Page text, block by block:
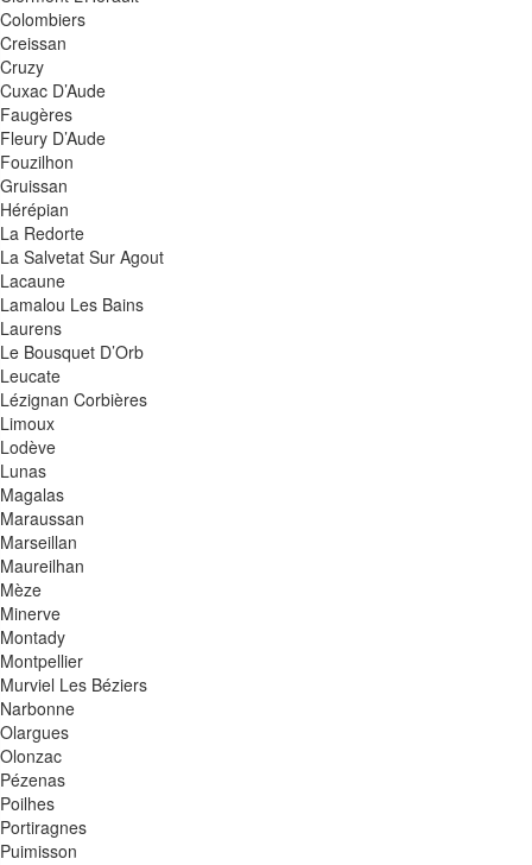
Colombiers
Creissan
Cruzy
Cuxac D’Aude
Faugères
Fleury D’Aude
Fouzilhon
Gruissan
Hérépian
La Redorte
La Salvetat Sur Agout
Lacaune
Lamalou Les Bains
Laurens
Le Bousquet D’Orb
Leucate
Lézignan Corbières
Limoux
Lodève
Lunas
Magalas
Maraussan
Marseillan
Maureilhan
Mèze
Minerve
Montady
Montpellier
Murviel Les Béziers
Narbonne
Olargues
Olonzac
Pézenas
Poilhes
Portiragnes
Puimisson